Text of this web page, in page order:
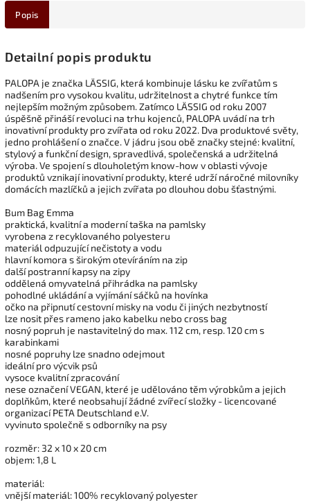
Popis
Detailní popis produktu
PALOPA je značka LÄSSIG, která kombinuje lásku ke zvířatům s
nadšením pro vysokou kvalitu, udržitelnost a chytré funkce tím
nejlepším možným způsobem. Zatímco LÄSSIG od roku 2007
úspěšně přináší revoluci na trhu kojenců, PALOPA uvádí na trh
inovativní produkty pro zvířata od roku 2022. Dva produktové světy,
jedno prohlášení o značce. V jádru jsou obě značky stejné: kvalitní,
stylový a funkční design, spravedlivá, společenská a udržitelná
výroba. Ve spojení s dlouholetým know-how v oblasti vývoje
produktů vznikají inovativní produkty, které udrží náročné milovníky
domácích mazlíčků a jejich zvířata po dlouhou dobu šťastnými.
Bum Bag Emma
praktická, kvalitní a moderní taška na pamlsky
vyrobena z recyklovaného polyesteru
materiál odpuzující nečistoty a vodu
hlavní komora s širokým otevíráním na zip
další postranní kapsy na zipy
oddělená omyvatelná přihrádka na pamlsky
pohodlné ukládání a vyjímání sáčků na hovínka
očko na připnutí cestovní misky na vodu či jiných nezbytností
lze nosit přes rameno jako kabelku nebo cross bag
nosný popruh je nastavitelný do max. 112 cm, resp. 120 cm s
karabinkami
nosné popruhy lze snadno odejmout
ideální pro výcvik psů
vysoce kvalitní zpracování
nese označení VEGAN, které je udělováno těm výrobkům a jejich
doplňkům, které neobsahují žádné zvířecí složky - licencované
organizací PETA Deutschland e.V.
vyvinuto společně s odborníky na psy
rozměr: 32 x 10 x 20 cm
objem: 1,8 L
materiál:
vnější materiál: 100% recyklovaný polyester